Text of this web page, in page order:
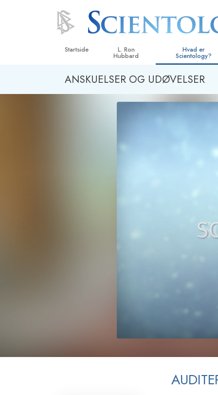
Startside L. Ron
Hubbard
Hvad er
Scientology?
Anskuelser og
Scientologys tro
Kærlighed og had –
Hvad er storhed?
ANSKUELSER OG UDØVELSER